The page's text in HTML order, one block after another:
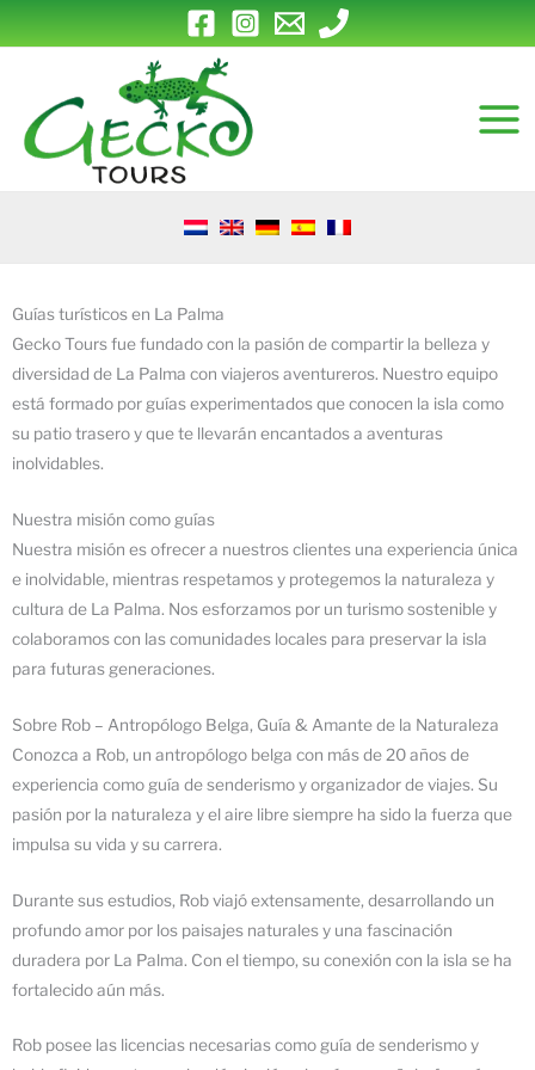
al
Guías turísticos en La Palma
Gecko Tours fue fundado con la pasión de compartir la belleza y
diversidad de La Palma con viajeros aventureros. Nuestro equipo
está formado por guías experimentados que conocen la isla como
su patio trasero y que te llevarán encantados a aventuras
inolvidables.
Nuestra misión como guías
Nuestra misión es ofrecer a nuestros clientes una experiencia única
e inolvidable, mientras respetamos y protegemos la naturaleza y
cultura de La Palma. Nos esforzamos por un turismo sostenible y
colaboramos con las comunidades locales para preservar la isla
para futuras generaciones.
Sobre Rob – Antropólogo Belga, Guía & Amante de la Naturaleza
Conozca a Rob, un antropólogo belga con más de 20 años de
experiencia como guía de senderismo y organizador de viajes. Su
pasión por la naturaleza y el aire libre siempre ha sido la fuerza que
impulsa su vida y su carrera.
Durante sus estudios, Rob viajó extensamente, desarrollando un
profundo amor por los paisajes naturales y una fascinación
duradera por La Palma. Con el tiempo, su conexión con la isla se ha
fortalecido aún más.
Rob posee las licencias necesarias como guía de senderismo y